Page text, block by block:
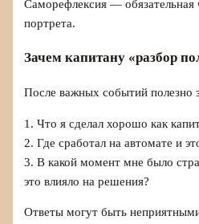
Саморефлексия — обязательная
портрета.
Зачем капитану «разбор
После важных событий полезно
1. Что я сделал хорошо как
2. Где сработал на автомате и
3. В какой момент мне было
это влияло на решения?
Ответы могут быть